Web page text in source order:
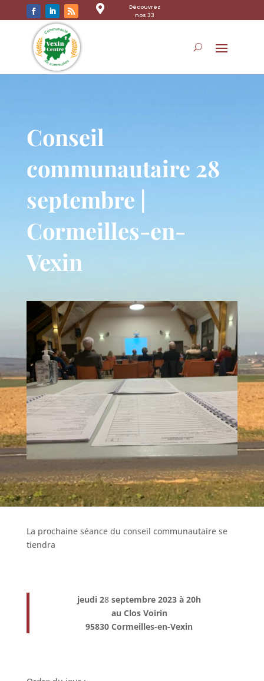

Découvrez
nos 33
Conseil
communautaire 28
septembre |
Cormeilles-en-
Vexin
La prochaine séance du conseil communautaire se
tiendra
jeudi 28 septembre 2023 à 20h
au Clos Voirin
95830 Cormeilles-en-Vexin